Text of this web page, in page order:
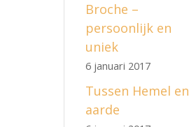
Broche –
persoonlijk en
uniek
6 januari 2017
Tussen Hemel en
aarde